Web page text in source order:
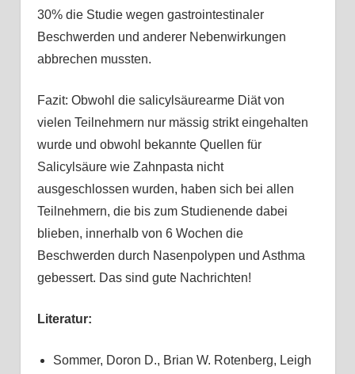
30% die Studie wegen gastrointestinaler
Beschwerden und anderer Nebenwirkungen
abbrechen mussten.
Fazit: Obwohl die salicylsäurearme Diät von
vielen Teilnehmern nur mässig strikt eingehalten
wurde und obwohl bekannte Quellen für
Salicylsäure wie Zahnpasta nicht
ausgeschlossen wurden, haben sich bei allen
Teilnehmern, die bis zum Studienende dabei
blieben, innerhalb von 6 Wochen die
Beschwerden durch Nasenpolypen und Asthma
gebessert. Das sind gute Nachrichten!
Literatur:
Sommer, Doron D., Brian W. Rotenberg, Leigh